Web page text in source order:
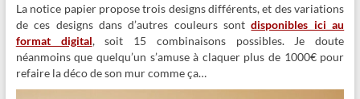
La notice papier propose trois designs différents, et des variations
de ces designs dans d’autres couleurs sontdisponibles ici au
format digital, soit 15 combinaisons possibles. Je doute
néanmoins que quelqu’un s’amuse à claquer plus de 1000€ pour
refaire la déco de son mur comme ça…